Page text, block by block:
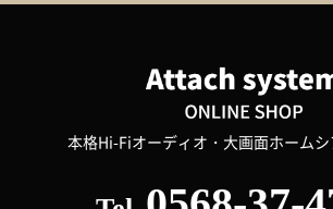
本格Hi-Fiオーディオ・大画面ホーム